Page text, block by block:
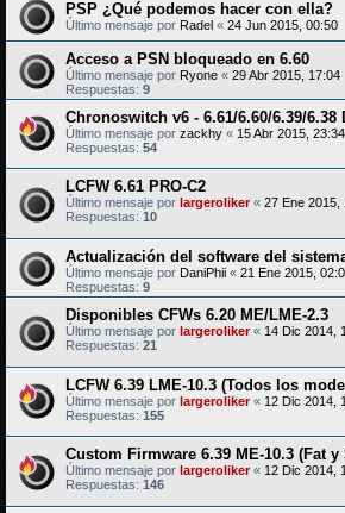
PSP ¿Qué podemos hacer con ella?
Último mensaje por Radel « 24 Jun 2015, 00:50
Acceso a PSN bloqueado en 6.60
Último mensaje por Ryone « 29 Abr 2015, 17:04
Respuestas: 9
Chronoswitch v6 - 6.61/6.60/6.39/6.38
Último mensaje por zackhy « 15 Abr 2015, 23:34
Respuestas: 54
LCFW 6.61 PRO-C2
Último mensaje por largeroliker« 27 Ene 2015,
Respuestas: 10
Actualización del software del
Último mensaje por DaniPhii « 21 Ene 2015,
Respuestas: 9
Disponibles CFWs 6.20 ME/LME-2.3
Último mensaje por largeroliker« 14 Dic 2014,
Respuestas: 21
LCFW 6.39 LME-10.3 (Todos los
Último mensaje por largeroliker« 12 Dic 2014,
Respuestas: 155
Custom Firmware 6.39 ME-10.3 (Fat y
Último mensaje por largeroliker« 12 Dic 2014,
Respuestas: 146